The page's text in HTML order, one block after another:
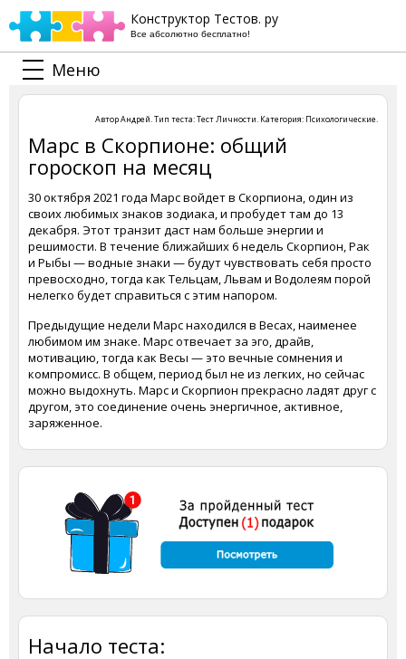
Конструктор Тестов. ру
Все абсолютно бесплатно!
Меню
АвторАндрей. Тип теста:Тест Личности. Категория: Психологические.
Марс в Скорпионе: общий
гороскоп на месяц
30 октября 2021 года Марс войдет в Скорпиона, один из
своих любимых знаков зодиака, и пробудет там до 13
декабря. Этот транзит даст нам больше энергии и
решимости. В течение ближайших 6 недель Скорпион, Рак
и Рыбы — водные знаки — будут чувствовать себя просто
превосходно, тогда как Тельцам, Львам и Водолеям порой
нелегко будет справиться с этим напором.
Предыдущие недели Марс находился в Весах, наименее
любимом им знаке. Марс отвечает за эго, драйв,
мотивацию, тогда как Весы — это вечные сомнения и
компромисс. В общем, период был не из легких, но сейчас
можно выдохнуть. Марс и Скорпион прекрасно ладят друг с
другом, это соединение очень энергичное, активное,
заряженное.
Начало теста: